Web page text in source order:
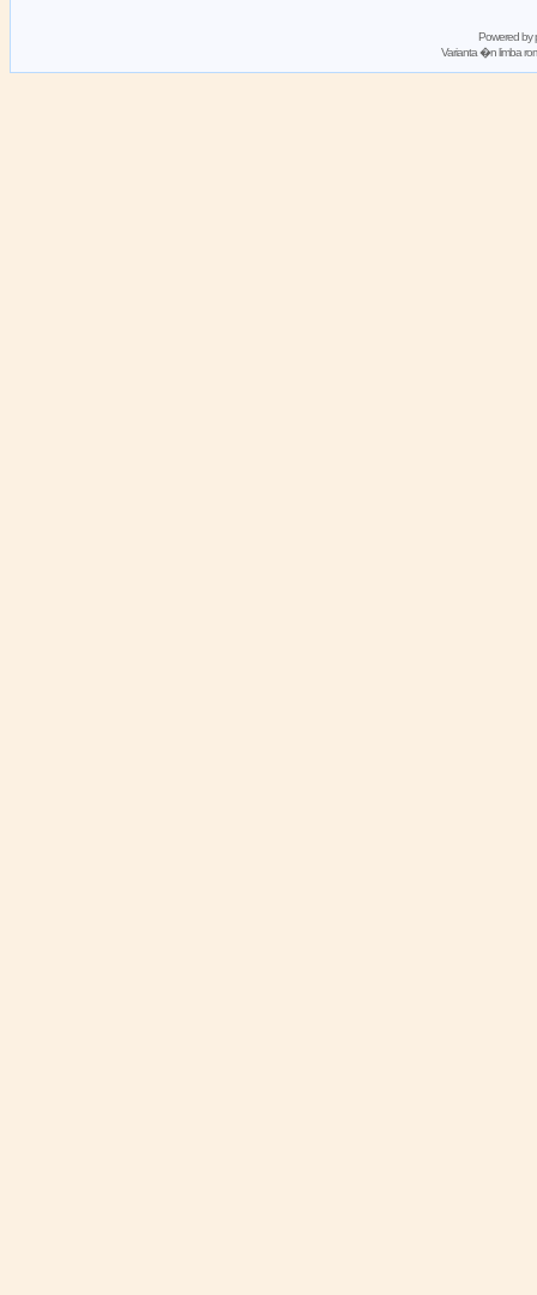
Powered by
Varianta �n limba